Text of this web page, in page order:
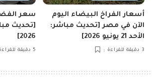
أسعار الفراخ البيضاء اليوم
الآن في مصر [تحديث مباشر:
الأحد 21 يونيو 2026]
3 دقيقة للقراءة
سعر
2026]
5 دقيقة للقراءة